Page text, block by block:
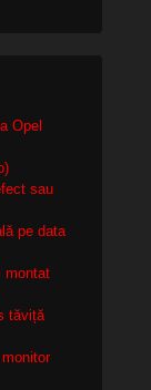
Opel
sau
pe data
montat
tăviță